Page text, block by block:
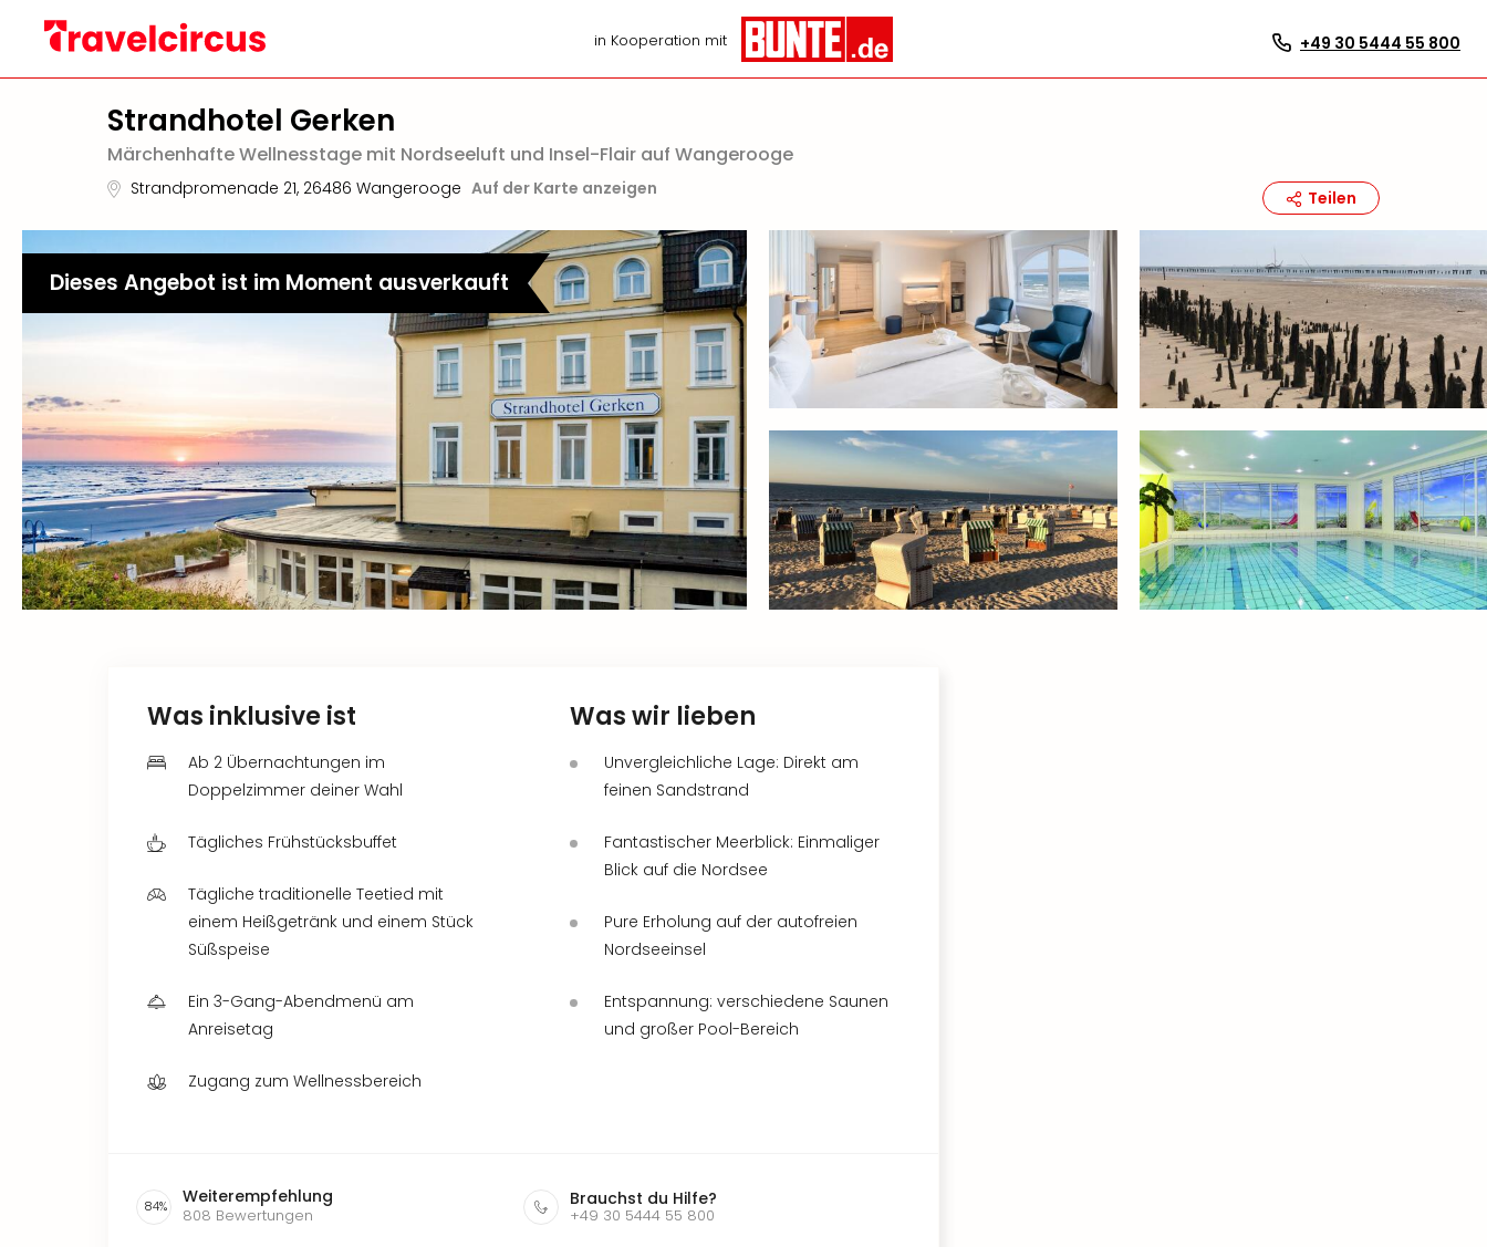
in Kooperation mit +49 30 5444 55 800
Strandhotel Gerken
Märchenhafte Wellnesstage mit Nordseeluft und Insel-Flair auf Wangerooge
Strandpromenade 21, 26486 Wangerooge Auf der Karte anzeigen Teilen
Dieses Angebot ist im Moment ausverkauft
Was inklusive ist
Ab 2 Übernachtungen im
Doppelzimmer deiner Wahl
Tägliches Frühstücksbuffet
Tägliche traditionelle Teetied mit
einem Heißgetränk und einem Stück
Süßspeise
Ein 3-Gang-Abendmenü am
Anreisetag
Zugang zum Wellnessbereich
Was wir lieben
Unvergleichliche Lage: Direkt am
feinen Sandstrand
Fantastischer Meerblick: Einmaliger
Blick auf die Nordsee
Pure Erholung auf der autofreien
Nordseeinsel
Entspannung: verschiedene Saunen
und großer Pool-Bereich
84% Weiterempfehlung
808 Bewertungen
Brauchst du Hilfe?
+49 30 5444 55 800